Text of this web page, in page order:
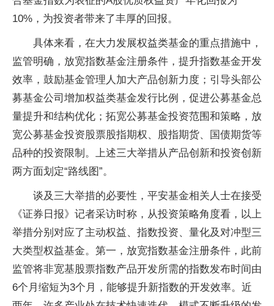
10%，为投资者带来了丰厚的回报。
具体来看，在大力发展权益类基金的重点措施中，
监管明确，放宽指数基金注册条件，提升指数基金开发
效率，鼓励基金管理人加大产品创新力度；引导头部公
募基金公司增加权益类基金发行比例，促进公募基金总
量提升和结构优化；拓宽公募基金投资范围和策略，放
宽公募基金投资股票股指期权、股指期货、国债期货等
品种的投资限制。上述三大举措从产品创新和投资创新
两方面划定“路线图”。
谈及三大举措的必要性，平安基金相关人士在接受
《证券日报》记者采访时称，从投资策略角度看，以上
举措分别对应了主动权益、指数投资、量化及对冲型三
大类型权益基金。第一，放宽指数基金注册条件，此前
监管将非宽基股票指数产品开发所需的指数发布时间由
6个月缩短为3个月，能够提升新指数的开发效率。近